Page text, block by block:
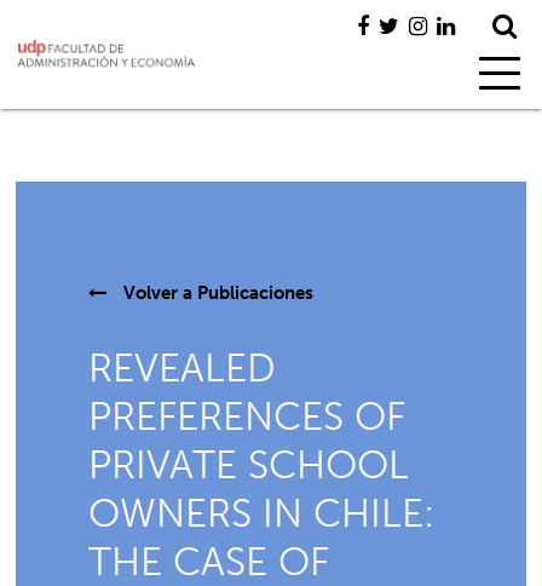
Volver a Publicaciones
REVEALED
PREFERENCES OF
PRIVATE SCHOOL
OWNERS IN CHILE:
THE CASE OF